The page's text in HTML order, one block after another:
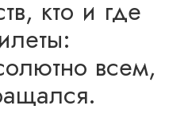
кто и где
всем,